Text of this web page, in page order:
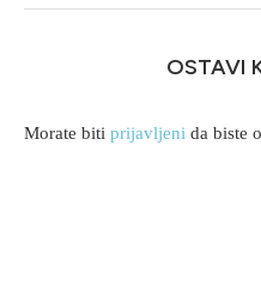
OSTAVI
Morate biti prijavljeni da biste